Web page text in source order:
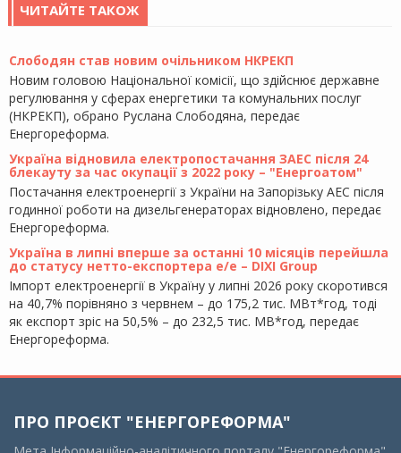
ЧИТАЙТЕ ТАКОЖ
Слободян став новим очільником НКРЕКП
Новим головою Національної комісії, що здійснює державне
регулювання у сферах енергетики та комунальних послуг
(НКРЕКП), обрано Руслана Слободяна, передає
Енергореформа.
Україна відновила електропостачання ЗАЕС після 24
блекауту за час окупації з 2022 року – "Енергоатом"
Постачання електроенергії з України на Запорізьку АЕС після
годинної роботи на дизельгенераторах відновлено, передає
Енергореформа.
Україна в липні вперше за останні 10 місяців перейшла
до статусу нетто-експортера е/е – DIXI Group
Імпорт електроенергії в Україну у липні 2026 року скоротився
на 40,7% порівняно з червнем – до 175,2 тис. МВт*год, тоді
як експорт зріс на 50,5% – до 232,5 тис. МВ*год, передає
Енергореформа.
ПРО ПРОЄКТ "ЕНЕРГОРЕФОРМА"